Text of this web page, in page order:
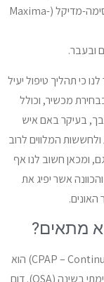
הסדרים קודמים שכבר הסתיימו עם חברות כגון מקסימה-מדיקל (Maxima-
ובעבר.
כי תהליך טיפול יעיל
מכשיר, וכולל
בעיקר באם איש
ולחששות המלווים לרוב
ומכאן חשוב לנו אף
אשר יפיג את
מתאים?
(CPAP – Continuous Positive Airway Pressure) הוא
פתרון רפואי מתקדם שנועד לטפל בדום נשימה חסימתי בשינה (OSA). דום